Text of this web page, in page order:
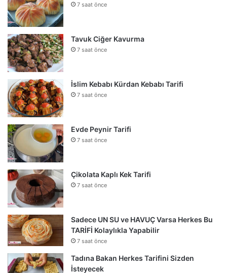
7 saat önce
Tavuk Ciğer Kavurma
7 saat önce
İslim Kebabı Kürdan Kebabı Tarifi
7 saat önce
Evde Peynir Tarifi
7 saat önce
Çikolata Kaplı Kek Tarifi
7 saat önce
Sadece UN SU ve HAVUÇ Varsa Herkes Bu
TARİFİ Kolaylıkla Yapabilir
7 saat önce
Tadına Bakan Herkes Tarifini Sizden
İsteyecek